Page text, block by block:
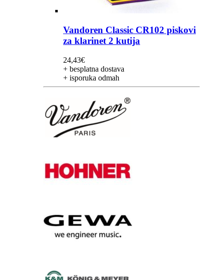
Vandoren Classic CR102 piskovi
za klarinet 2 kutija
24,43€
+ besplatna dostava
+ isporuka odmah